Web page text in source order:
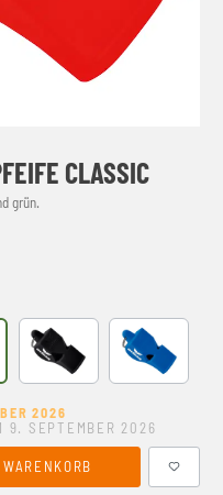
CLASSIC
grün.
schwarz royal
2026
9. SEPTEMBER 2026
Wert ein oder